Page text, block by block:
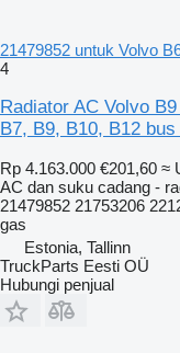
21479852 untuk Volvo
4
Radiator AC Volvo
B7, B9, B10, B12 bus
Rp 4.163.000 €201,60 ≈
AC dan suku cadang -
21479852 21753206
gas
Estonia, Tallinn
TruckParts Eesti OÜ
Hubungi penjual